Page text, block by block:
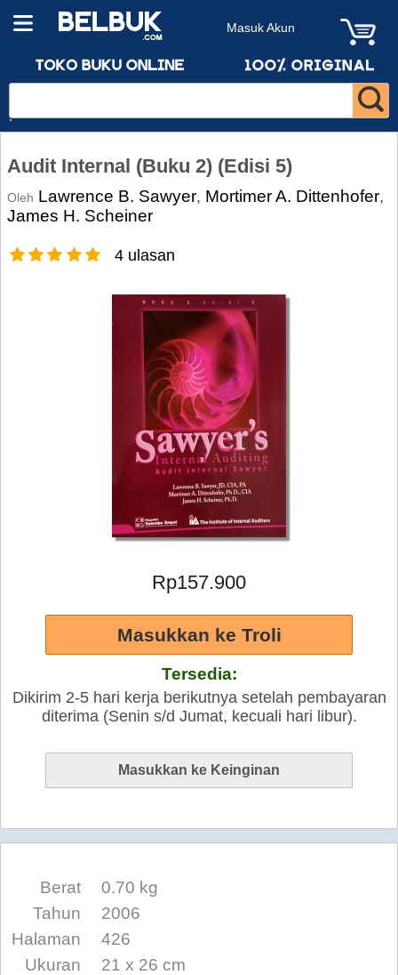
Masuk Akun
Audit Internal (Buku 2) (Edisi 5)
Oleh Lawrence B. Sawyer, Mortimer A. Dittenhofer,
James H. Scheiner
4 ulasan
Rp157.900
Tersedia:
Dikirim 2-5 hari kerja berikutnya setelah pembayaran
diterima (Senin s/d Jumat, kecuali hari libur).
Berat
0.70 kg
Tahun
2006
Halaman
426
Ukuran
21 x 26 cm